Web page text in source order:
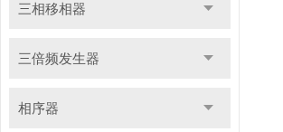
三相移相器
三倍频发生器
相序器